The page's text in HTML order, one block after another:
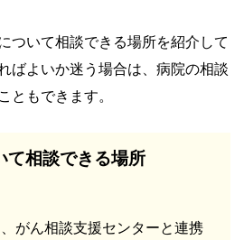
ついて相談できる場所を紹介して
ばよいか迷う場合は、病院の相談
ともできます。
て相談できる場所
がん相談支援センターと連携